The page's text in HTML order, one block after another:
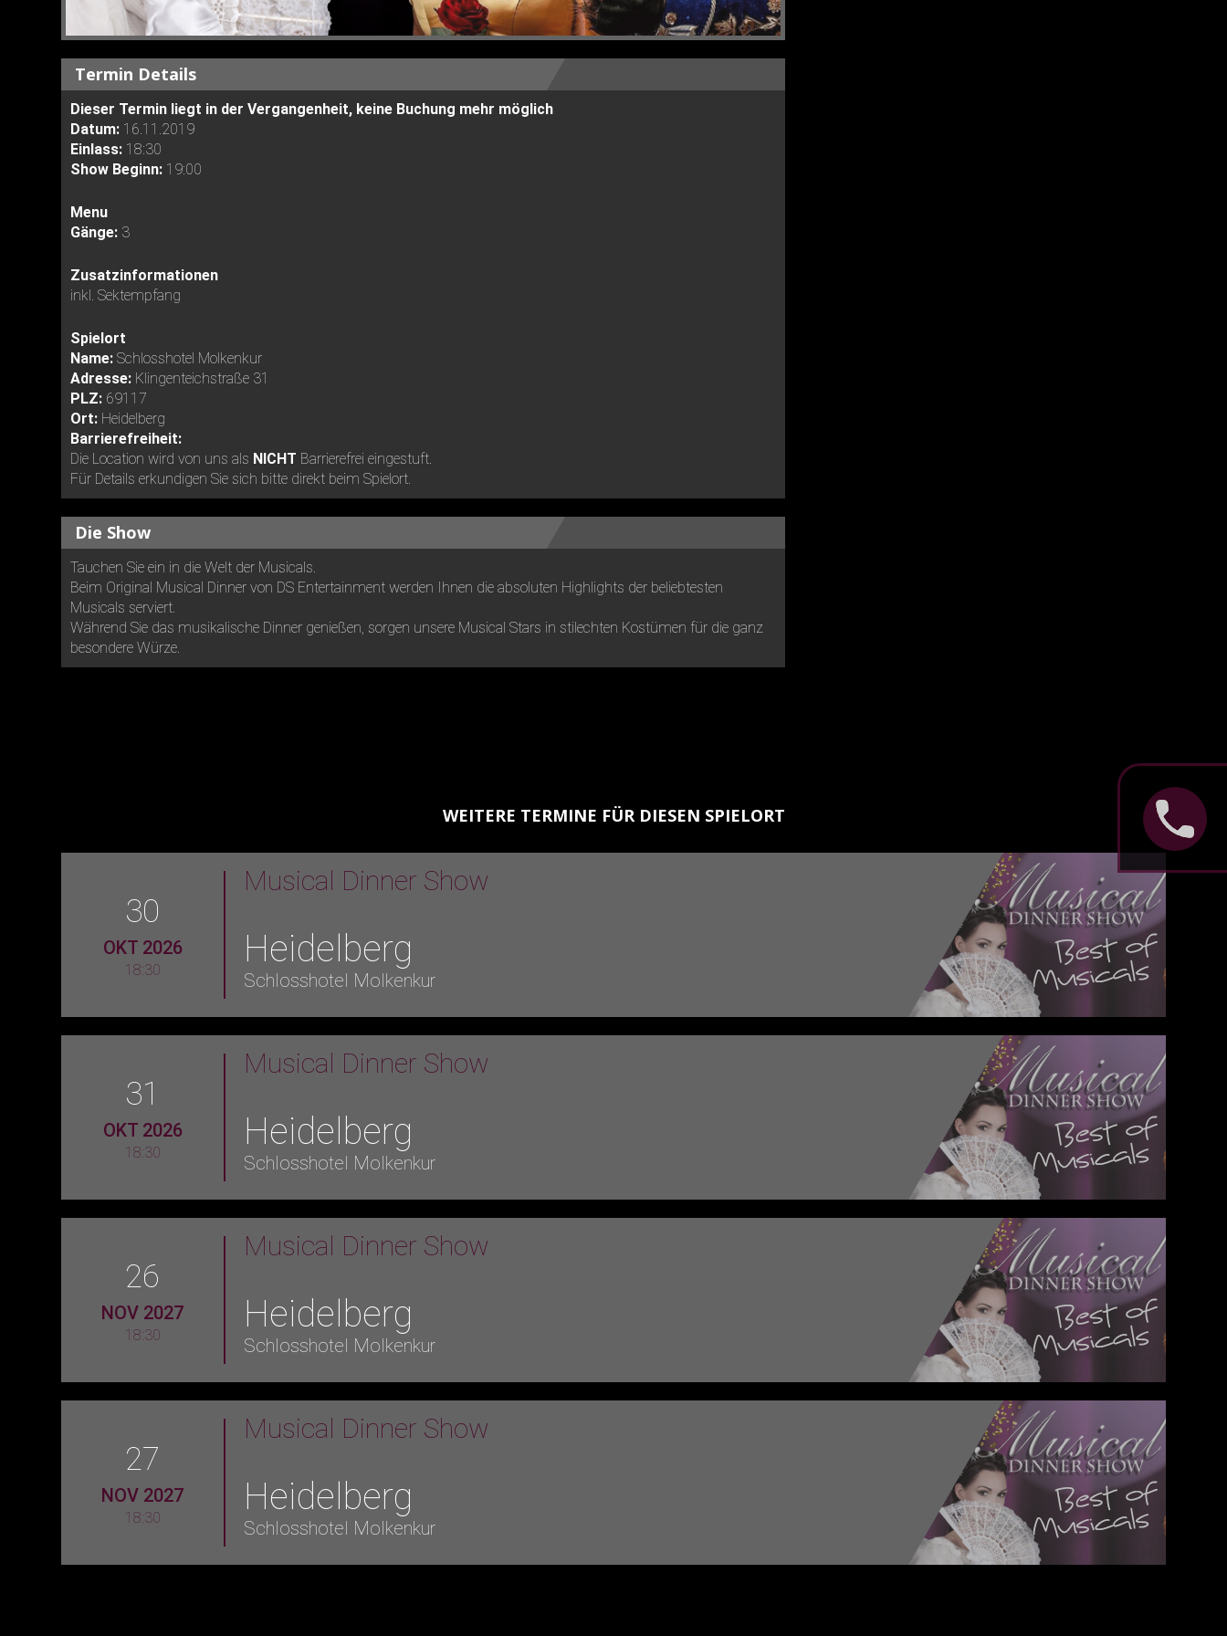
Termin Details
Dieser Termin liegt in der Vergangenheit, keine Buchung mehr möglich
Datum: 16.11.2019
Einlass: 18:30
Show Beginn: 19:00
Menu
Gänge: 3
Zusatzinformationen
inkl. Sektempfang
Spielort
Name:Schlosshotel Molkenkur
Adresse: Klingenteichstraße 31
PLZ: 69117
Ort: Heidelberg
Barrierefreiheit:
Die Location wird von uns als NICHT Barrierefrei eingestuft.
Für Details erkundigen Sie sich bitte direkt beim Spielort.
Die Show
Tauchen Sie ein in die Welt der Musicals.
Beim Original Musical Dinner von DS Entertainment werden Ihnen die absoluten Highlights der beliebtesten
Musicals serviert.
Während Sie das musikalische Dinner genießen, sorgen unsere Musical Stars in stilechten Kostümen für die ganz
besondere Würze.
WEITERE TERMINE FÜR DIESEN SPIELORT
30
OKT 2026
18:30
Musical Dinner Show
Heidelberg
Schlosshotel Molkenkur
31
OKT 2026
18:30
Musical Dinner Show
Heidelberg
Schlosshotel Molkenkur
26
NOV 2027
18:30
Musical Dinner Show
Heidelberg
Schlosshotel Molkenkur
27
NOV 2027
18:30
Musical Dinner Show
Heidelberg
Schlosshotel Molkenkur